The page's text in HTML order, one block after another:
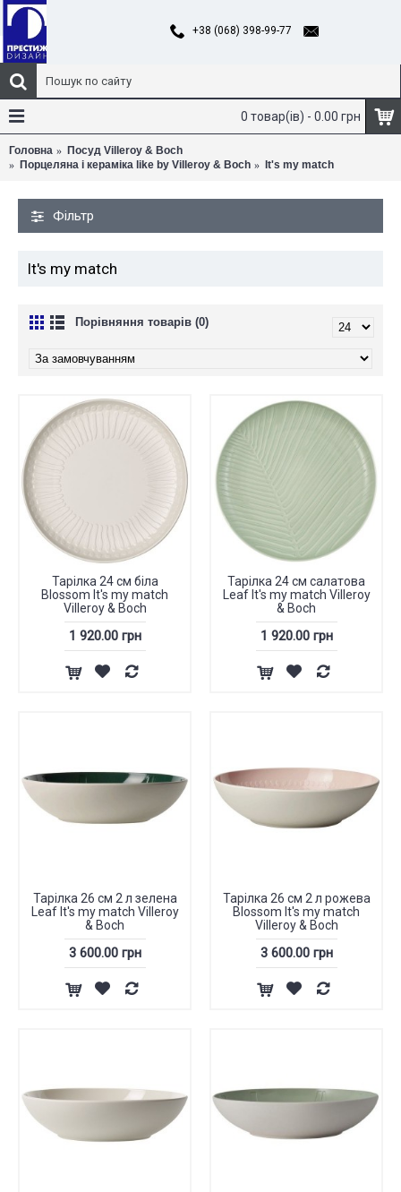
+38 (068) 398-99-77
0 товар(ів) - 0.00 грн
Головна
Посуд Villeroy & Boch
Порцеляна і кераміка like by Villeroy & Boch
It's my match
Фільтр
It's my match
Порівняння товарів (0)
Тарілка 24 см біла
Blossom It's my match
Villeroy & Boch
1 920.00 грн
Тарілка 24 см салатова
Leaf It's my match Villeroy
& Boch
1 920.00 грн
Тарілка 26 см 2 л зелена
Leaf It's my match Villeroy
& Boch
3 600.00 грн
Тарілка 26 см 2 л рожева
Blossom It's my match
Villeroy & Boch
3 600.00 грн